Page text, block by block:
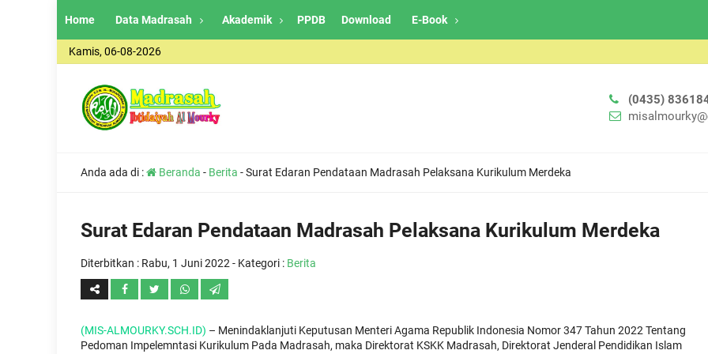
Home Data Madrasah Akademik PPDB Download E-Book
Kamis, 06-08-2026
(0435)
Anda ada di : Beranda - Berita -Surat Edaran Pendataan Madrasah Pelaksana Kurikulum Merdeka
Surat Edaran Pendataan Madrasah Pelaksana Kurikulum Merdeka
Diterbitkan : Rabu, 1 Juni 2022 - Kategori : Berita
(MIS-ALMOURKY.SCH.ID) – Menindaklanjuti Keputusan Menteri Agama Republik Indonesia Nomor 347 Tahun 2022 Tentang
Pedoman Impelemntasi Kurikulum Pada Madrasah, maka Direktorat KSKK Madrasah, Direktorat Jenderal Pendidikan Islam